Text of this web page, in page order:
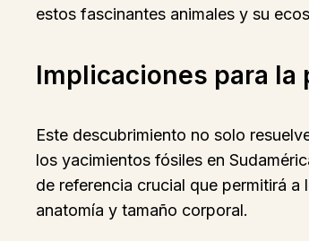
estos fascinantes animales y su
Implicaciones para la
Este descubrimiento no solo
los yacimientos fósiles en
de referencia crucial que permitirá
anatomía y tamaño corporal.